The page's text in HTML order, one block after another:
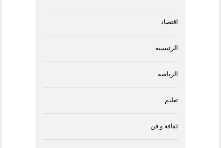
اقتصاد
الرئيسية
الرياضة
تعليم
ثقافة و فن